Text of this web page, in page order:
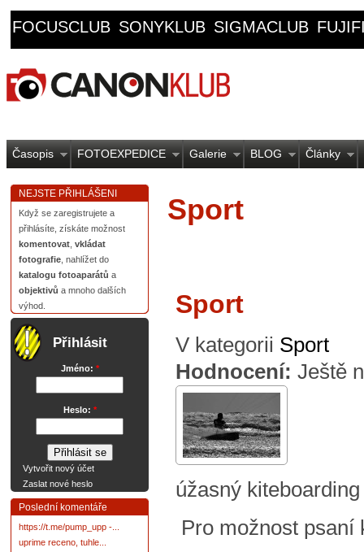
FOCUSCLUB SONYKLUB SIGMACLUB
Časopis FOTOEXPEDICE Galerie BLOG Články
NEJSTE PŘIHLÁŠENI
Když se zaregistrujete a
přihlásíte, získáte možnost
komentovat vkládat
fotografie , nahlížet do
katalogu fotoaparátů a
objektivů a mnoho dalších
výhod.
Přihlásit
Jméno: *
Heslo: *
Vytvořit nový účet
Zaslat nové heslo
Poslední komentáře
https://t.me/pump_upp -...
uprime receno, tuhle...
Sport
Sport
V kategorii Sport
Hodnocení: Ještě
úžasný
Pro možnost